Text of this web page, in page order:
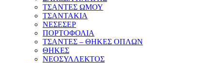
ΤΣΑΝΤΕΣ ΩΜΟΥ
ΤΣΑΝΤΑΚΙΑ
ΝΕΣΕΣΕΡ
ΠΟΡΤΟΦΟΛΙΑ
ΤΣΑΝΤΕΣ – ΘΗΚΕΣ ΟΠΛΩΝ
ΘΗΚΕΣ
ΝΕΟΣΥΛΛΕΚΤΟΣ